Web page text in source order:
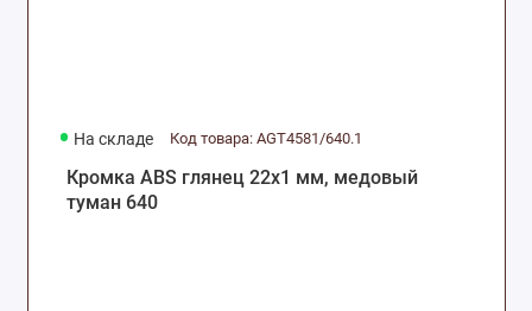
На складе Код товара: AGT4581/640.1
Кромка ABS глянец 22х1 мм, медовый
туман 640